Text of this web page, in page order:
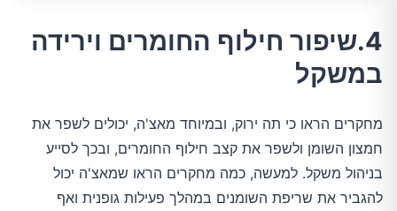
4.שיפור חילוף החומרים וירידה
במשקל
מחקרים הראו כי תה ירוק, ובמיוחד מאצ'ה, יכולים לשפר את
חמצון השומן ולשפר את קצב חילוף החומרים, ובכך לסייע
בניהול משקל. למעשה, כמה מחקרים הראו שמאצ'ה יכול
להגביר את שריפת השומנים במהלך פעילות גופנית ואף